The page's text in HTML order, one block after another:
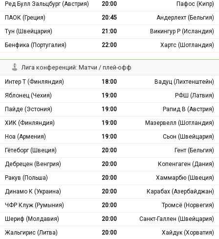
Ред Булл Зальцбург (Австрия)
20:00
Пафос (Кипр)
ПАОК (Греция)
20:45
Андерлехт (Бельгия)
Тун (Швейцария)
21:00
Викингур Р (Исландия)
Бенфика (Португалия)
22:00 Хартс (Шотландия)
Лига конференций: Матчи / плей-офф
Интер Т (Финляндия) 18:00
Вадуц (Лихтенштейн)
Яблонец (Чехия)
19:00
РФШ (Латвия)
Пайде (Эстония)
19:00
Рапид В (Австрия)
ХИК (Финляндия)
19:00
Мазервелл (Шотландия)
Ноа (Армения)
19:00
Сьон (Швейцария)
Гётеборг (Швеция)
20:00
Гент (Бельгия)
Дебрецен (Венгрия)
20:00
Копенгаген (Дания)
Ракув (Польша)
20:00
Хаммарбю (Швеция)
Динамо К (Украина)
20:00
Карабах (Азербайджан)
ЧФР Клуж (Румыния)
20:00
Тромсё (Норвегия)
Шериф (Молдавия)
20:00
Санкт-Галлен (Швейцария)
Жальгирис (Литва)
20:00
Хайдук (Хорватия)